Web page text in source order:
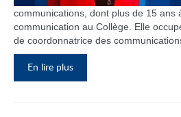
communications, dont plus de 15 ans
communication au Collège. Elle
de coordonnatrice des
En lire plus